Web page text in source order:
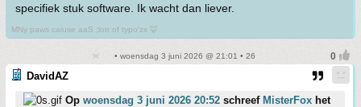
specifiek stuk software. Ik wacht dan liever.
MNy paws caiuse aaS ;lotr of typo'zx 🦊
• woensdag 3 juni 2026 @ 21:01 • 26
DavidAZ
Op woensdag 3 juni 2026 20:52 schreef MisterFox het